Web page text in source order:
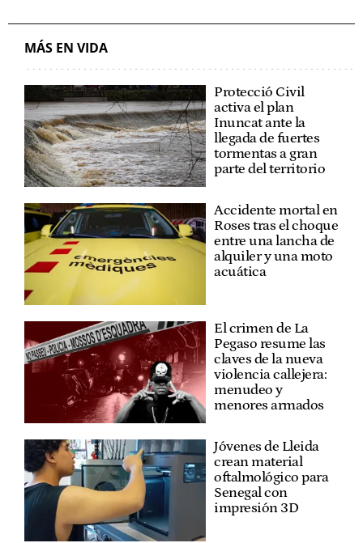
MÁS EN VIDA
Protecció Civil
activa el plan
Inuncat ante la
llegada de fuertes
tormentas a gran
parte del territorio
Accidente mortal en
Roses tras el choque
entre una lancha de
alquiler y una moto
acuática
El crimen de La
Pegaso resume las
claves de la nueva
violencia callejera:
menudeo y
menores armados
Jóvenes de Lleida
crean material
oftalmológico para
Senegal con
impresión 3D